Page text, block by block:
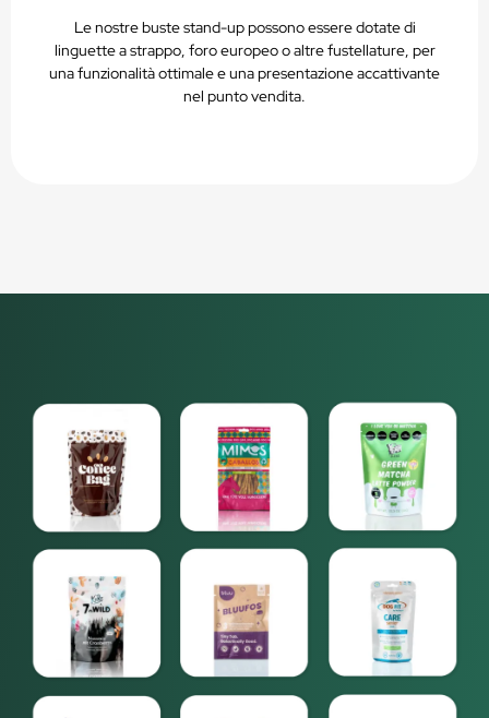
Le nostre buste stand-up possono essere dotate di
linguette a strappo, foro europeo o altre fustellature, per
una funzionalità ottimale e una presentazione accattivante
nel punto vendita.